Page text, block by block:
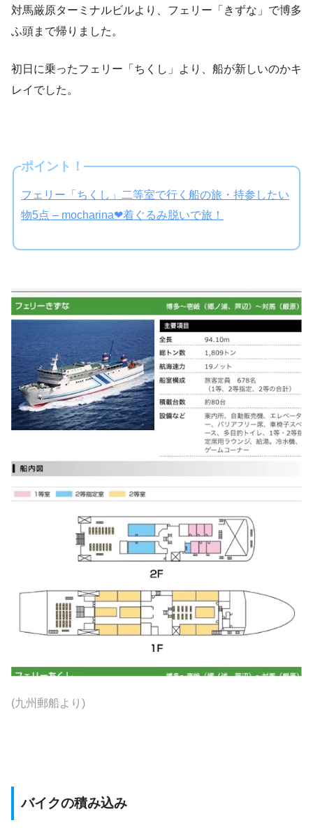
対馬厳原ターミナルビルより、フェリー「きずな」で博多
ふ頭まで帰りました。
初日に乗ったフェリー「ちくし」より、船が新しいのかキ
レイでした。
ポイント！
フェリー「ちくし」二等室で行く船の旅・持参したい
物5点 – mocharina❤︎着ぐるみ脱いで旅！
(九州郵船より)
バイクの積み込み